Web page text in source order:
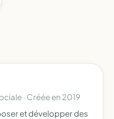
· Créée en 2019
et développer des